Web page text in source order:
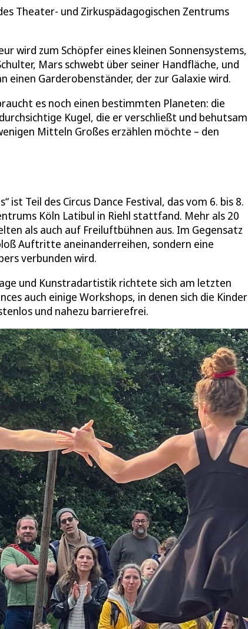
Theater- und Zirkuspädagogischen Zentrums
wird zum Schöpfer eines kleinen Sonnensystems,
Mars schwebt über seiner Handfläche, und
einen Garderobenständer, der zur Galaxie wird.
es noch einen bestimmten Planeten: die
Kugel, die er verschließt und behutsam
Mitteln Großes erzählen möchte – den
ist Teil des Circus Dance Festival, das vom 6. bis 8.
Köln Latibul in Riehl stattfand. Mehr als 20
als auch auf Freiluftbühnen aus. Im Gegensatz
Auftritte aneinanderreihen, sondern eine
verbunden wird.
und Kunstradartistik richtete sich am letzten
auch einige Workshops, in denen sich die Kinder
und nahezu barrierefrei.